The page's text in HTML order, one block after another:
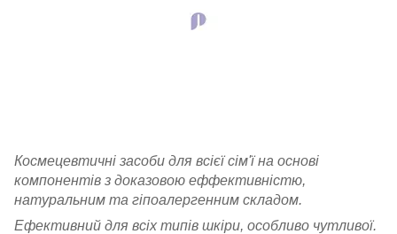
Космецевтичні засоби для всієї сім'ї на основі
компонентів з доказовою еффективністю,
натуральним та гіпоалергенним складом.
Ефективний для всіх типів шкіри, особливо чутливої.